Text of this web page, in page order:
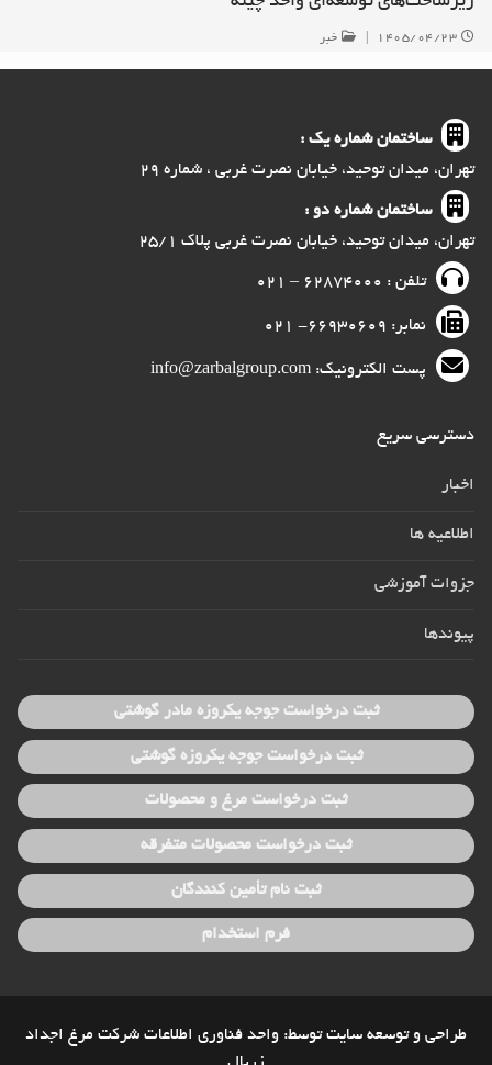
۱۴۰۵/۰۴/۲۳ خبر
ساختمان شماره یک :
تهران، میدان توحید، خیابان نصرت غربی ، شماره ۲۹
ساختمان شماره دو :
تهران، میدان توحید، خیابان نصرت غربی پلاک ۲۵/۱
تلفن : ۶۲۸۷۴۰۰۰ – ۰۲۱
نمابر: ۶۶۹۳۰۶۰۹- ۰۲۱
پست الکترونیک: info@zarbalgroup.com
دسترسی سریع
اخبار
اطلاعیه ها
جزوات آموزشی
پیوندها
ثبت درخواست جوجه یکروزه مادر گوشتی
ثبت درخواست جوجه یکروزه گوشتی
ثبت درخواست مرغ و محصولات
ثبت درخواست محصولات متفرقه
ثبت نام تأمین کنندگان
فرم استخدام
طراحی و توسعه سایت توسط: واحد فناوری اطلاعات شرکت مرغ اجداد